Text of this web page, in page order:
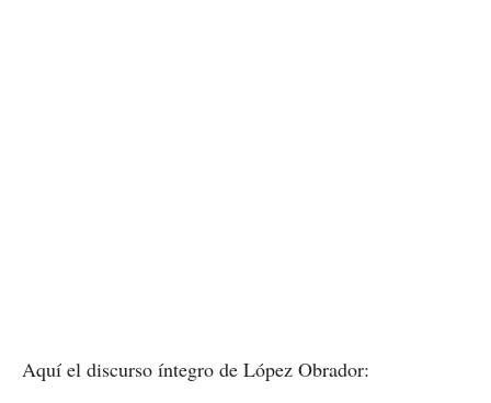
Aquí el discurso íntegro de López Obrador: